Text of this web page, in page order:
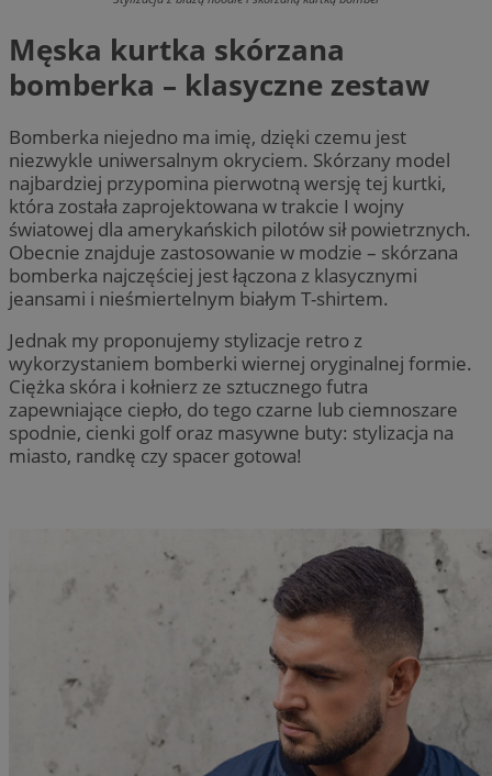
Męska kurtka skórzana
bomberka – klasyczne zestaw
Bomberka niejedno ma imię, dzięki czemu jest
niezwykle uniwersalnym okryciem. Skórzany model
najbardziej przypomina pierwotną wersję tej kurtki,
która została zaprojektowana w trakcie I wojny
światowej dla amerykańskich pilotów sił powietrznych.
Obecnie znajduje zastosowanie w modzie – skórzana
bomberka najczęściej jest łączona z klasycznymi
jeansami i nieśmiertelnym białym T-shirtem.
Jednak my proponujemy stylizacje retro z
wykorzystaniem bomberki wiernej oryginalnej formie.
Ciężka skóra i kołnierz ze sztucznego futra
zapewniające ciepło, do tego czarne lub ciemnoszare
spodnie, cienki golf oraz masywne buty: stylizacja na
miasto, randkę czy spacer gotowa!